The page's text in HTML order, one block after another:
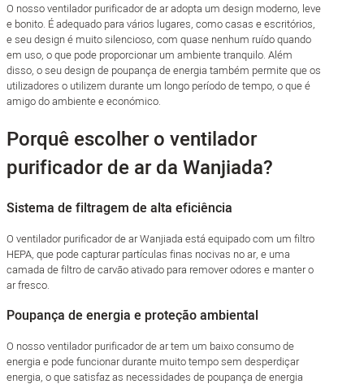
O nosso ventilador purificador de ar adopta um design moderno, leve
e bonito. É adequado para vários lugares, como casas e escritórios,
e seu design é muito silencioso, com quase nenhum ruído quando
em uso, o que pode proporcionar um ambiente tranquilo. Além
disso, o seu design de poupança de energia também permite que os
utilizadores o utilizem durante um longo período de tempo, o que é
amigo do ambiente e económico.
Porquê escolher o ventilador
purificador de ar da Wanjiada?
Sistema de filtragem de alta eficiência
O ventilador purificador de ar Wanjiada está equipado com um filtro
HEPA, que pode capturar partículas finas nocivas no ar, e uma
camada de filtro de carvão ativado para remover odores e manter o
ar fresco.
Poupança de energia e proteção ambiental
O nosso ventilador purificador de ar tem um baixo consumo de
energia e pode funcionar durante muito tempo sem desperdiçar
energia, o que satisfaz as necessidades de poupança de energia